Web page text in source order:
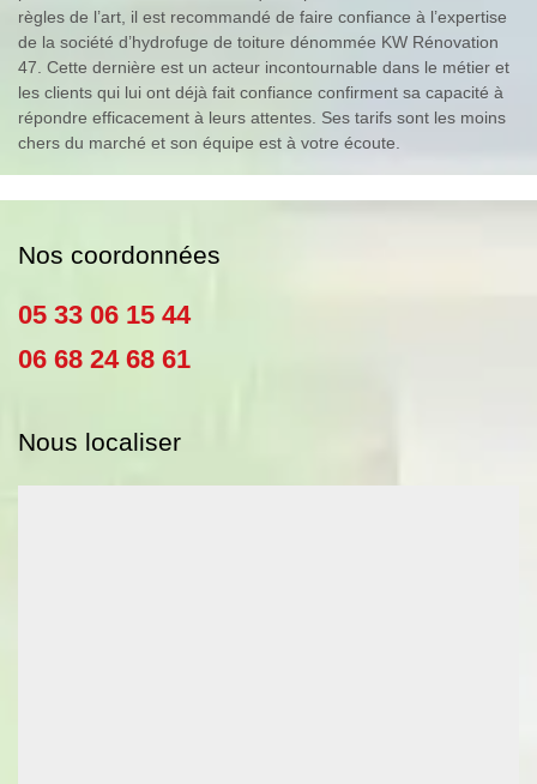
règles de l’art, il est recommandé de faire confiance à l’expertise
de la société d’hydrofuge de toiture dénommée KW Rénovation
47. Cette dernière est un acteur incontournable dans le métier et
les clients qui lui ont déjà fait confiance confirment sa capacité à
répondre efficacement à leurs attentes. Ses tarifs sont les moins
chers du marché et son équipe est à votre écoute.
Nos coordonnées
05 33 06 15 44
06 68 24 68 61
Nous localiser